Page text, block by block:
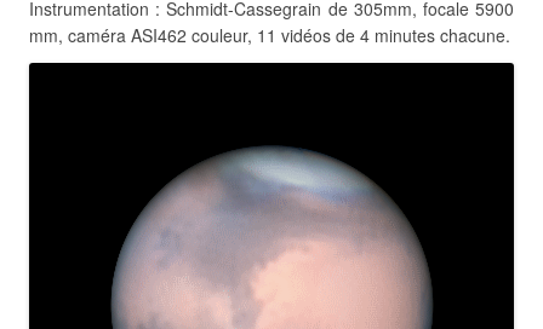
Instrumentation : Schmidt-Cassegrain de 305mm, focale 5900
mm, caméra ASI462 couleur, 11 vidéos de 4 minutes chacune.